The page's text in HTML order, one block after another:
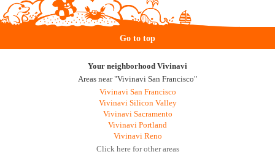
Go to top
Your neighborhood Vivinavi
Areas near "Vivinavi San Francisco"
Vivinavi San Francisco
Vivinavi Silicon Valley
Vivinavi Sacramento
Vivinavi Portland
Vivinavi Reno
Click here for other areas